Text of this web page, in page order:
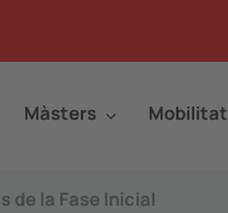
Màsters Mobilitat
de la Fase Inicial